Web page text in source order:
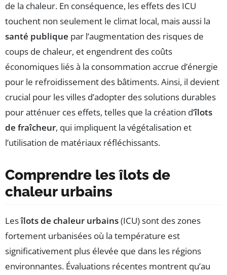
de la chaleur. En conséquence, les effets des ICU
touchent non seulement le climat local, mais aussi la
santé publique par l’augmentation des risques de
coups de chaleur, et engendrent des coûts
économiques liés à la consommation accrue d’énergie
pour le refroidissement des bâtiments. Ainsi, il devient
crucial pour les villes d’adopter des solutions durables
pour atténuer ces effets, telles que la création d’îlots
de fraîcheur, qui impliquent la végétalisation et
l’utilisation de matériaux réfléchissants.
Comprendre les îlots de
chaleur urbains
Lesîlots de chaleur urbains(ICU) sont des zones
fortement urbanisées où la température est
significativement plus élevée que dans les régions
environnantes. Évaluations récentes montrent qu’au